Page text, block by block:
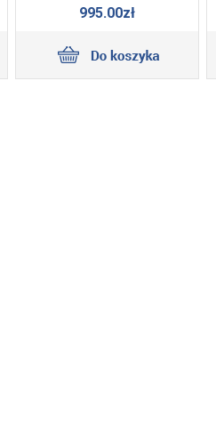
995.00zł